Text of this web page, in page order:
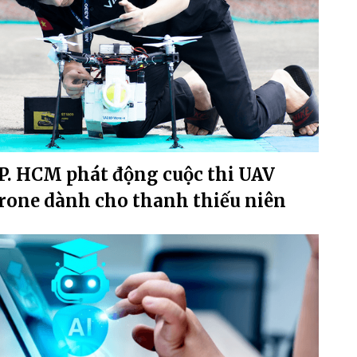
HCM phát động cuộc thi UAV
dành cho thanh thiếu niên